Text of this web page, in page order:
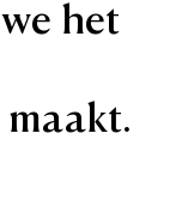
we het
maakt.